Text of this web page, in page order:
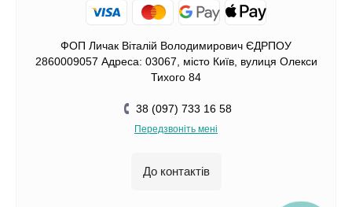
ФОП Личак Віталій Володимирович ЄДРПОУ
2860009057 Адреса: 03067, місто Київ, вулиця Олекси
Тихого 84
38 (097) 733 16 58
Передзвоніть мені
До контактів